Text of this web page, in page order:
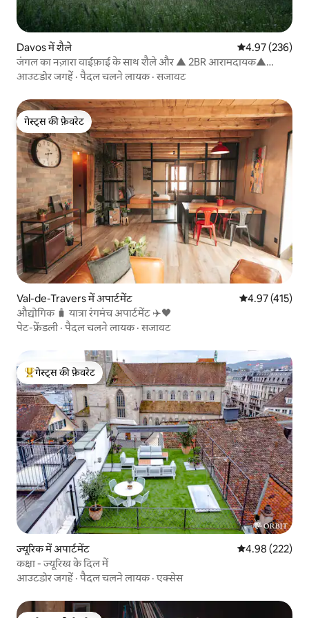
Davos में शैले औसत रेटिंग 5 में से
4.97 (236)
जंगल का नज़ारा वाईफ़ाई के साथ शैले और ▲ 2BR आरामदायक▲
केबिन▲
आउटडोर जगहें ·पैदल चलने लायक·सजावट
गेस्ट्स की फ़ेवरेट
गेस्ट्स की फ़ेवरेट
Val-de-Travers में अपार्टमेंट औसत रेटिंग 5 में से
4.97 (415)
औद्योगिक 🧳 यात्रा रंगमंच अपार्टमेंट ✈️🖤
पेट-फ्रेंडली ·पैदल चलने लायक·सजावट
गेस्ट्स का टॉप फ़ेवरेट
गेस्ट्स की फ़ेवरेट
ज्यूरिक में अपार्टमेंट औसत रेटिंग 5 में से
4.98 (222)
कक्षा - ज्यूरिख के दिल में
आउटडोर जगहें ·पैदल चलने लायक·एक्सेस